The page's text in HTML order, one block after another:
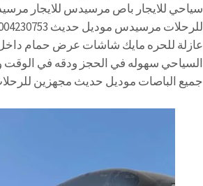
عازلة للحره مايك شاشات عرض حمام داخل
جميع الباصات موديل حديث مجهزين للرحلات